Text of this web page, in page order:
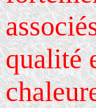
qualité